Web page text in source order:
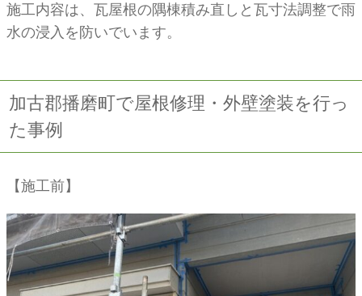
施工内容は、瓦屋根の隅棟積み直しと瓦寸法調整で雨
水の浸入を防いでいます。
加古郡播磨町で屋根修理・外壁塗装を行っ
た事例
【施工前】